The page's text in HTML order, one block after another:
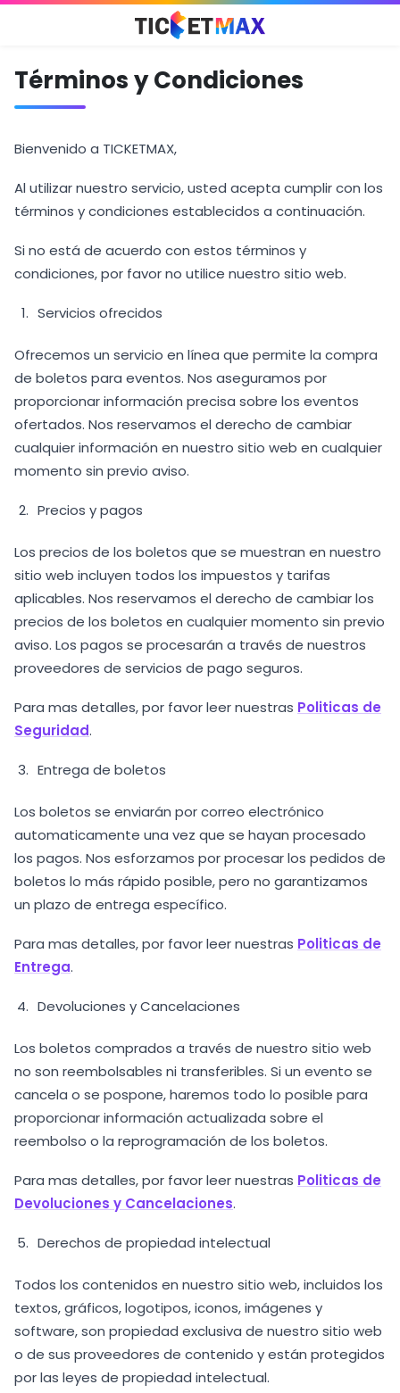
Términos y Condiciones
Bienvenido a TICKETMAX,
Al utilizar nuestro servicio, usted acepta cumplir con los
términos y condiciones establecidos a continuación.
Si no está de acuerdo con estos términos y
condiciones, por favor no utilice nuestro sitio web.
Servicios ofrecidos
Ofrecemos un servicio en línea que permite la compra
de boletos para eventos. Nos aseguramos por
proporcionar información precisa sobre los eventos
ofertados. Nos reservamos el derecho de cambiar
cualquier información en nuestro sitio web en cualquier
momento sin previo aviso.
Precios y pagos
Los precios de los boletos que se muestran en nuestro
sitio web incluyen todos los impuestos y tarifas
aplicables. Nos reservamos el derecho de cambiar los
precios de los boletos en cualquier momento sin previo
aviso. Los pagos se procesarán a través de nuestros
proveedores de servicios de pago seguros.
Para mas detalles, por favor leer nuestras Politicas de
Seguridad.
Entrega de boletos
Los boletos se enviarán por correo electrónico
automaticamente una vez que se hayan procesado
los pagos. Nos esforzamos por procesar los pedidos de
boletos lo más rápido posible, pero no garantizamos
un plazo de entrega específico.
Para mas detalles, por favor leer nuestras Politicas de
Entrega.
Devoluciones y Cancelaciones
Los boletos comprados a través de nuestro sitio web
no son reembolsables ni transferibles. Si un evento se
cancela o se pospone, haremos todo lo posible para
proporcionar información actualizada sobre el
reembolso o la reprogramación de los boletos.
Para mas detalles, por favor leer nuestras Politicas de
Devoluciones y Cancelaciones.
Derechos de propiedad intelectual
Todos los contenidos en nuestro sitio web, incluidos los
textos, gráficos, logotipos, iconos, imágenes y
software, son propiedad exclusiva de nuestro sitio web
o de sus proveedores de contenido y están protegidos
por las leyes de propiedad intelectual.